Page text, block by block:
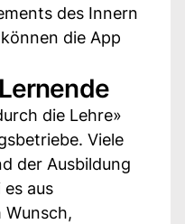
des Innern
die App
die Lehre»
Viele
der Ausbildung
aus